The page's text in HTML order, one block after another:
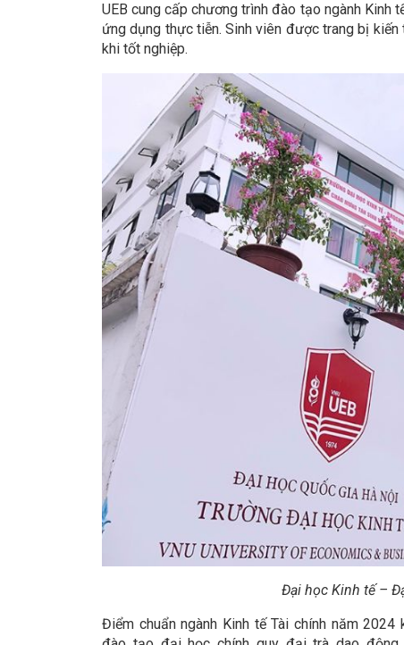
UEB cung cấp chương trình đào tạo ngành Kinh
ứng dụng thực tiễn. Sinh viên được trang bị
khi tốt nghiệp.
Đại học Kinh tế –
Điểm chuẩn ngành Kinh tế Tài chính năm